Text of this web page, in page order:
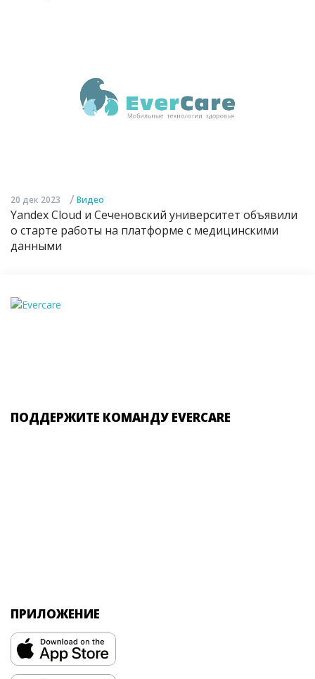
20 дек 2023 / Видео
Yandex Cloud и Сеченовский университет объявили
о старте работы на платформе с медицинскими
данными
ПОДДЕРЖИТЕ КОМАНДУ EVERCARE
ПРИЛОЖЕНИЕ